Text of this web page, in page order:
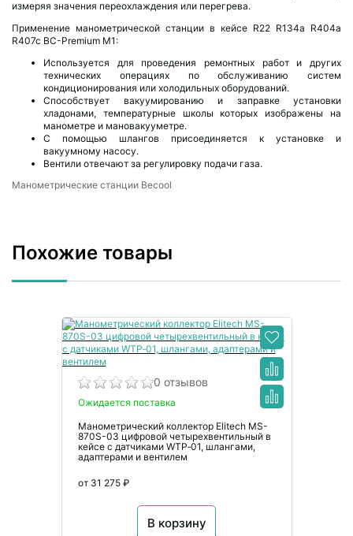
измеряя значения переохлаждения или перегрева.
Применение манометрической станции в кейсе R22 R134a R404a
R407c BC-Premium M1:
Используется для проведения ремонтных работ и других
технических операциях по обслуживанию систем
кондиционирования или холодильных оборудований.
Способствует вакуумированию и заправке установки
хладонами, температурные школы которых изображены на
манометре и мановакууметре.
С помощью шлангов присоединяется к установке и
вакуумному насосу.
Вентили отвечают за регулировку подачи газа.
Манометрические станции Becool
Похожие товары
0 отзывов
Ожидается поставка
Манометрический коллектор Elitech MS-
870S-03 цифровой четырехвентильный в
кейсе с датчиками WTP‑01, шлангами,
адаптерами и вентилем
от 31 275 ₽
В корзину